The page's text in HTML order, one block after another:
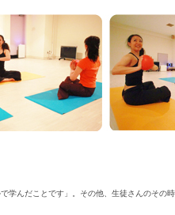
学んだことです」。その他、生徒さんのその